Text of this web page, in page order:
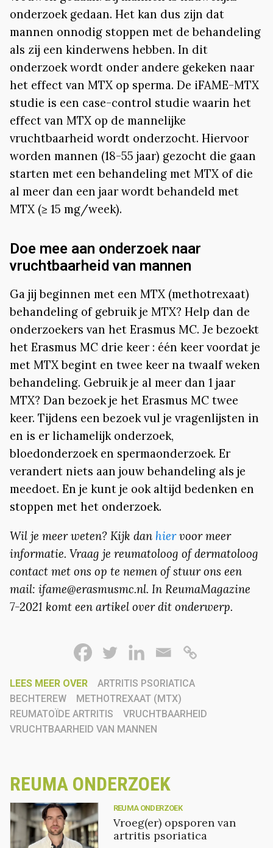
onderzoek gedaan. Het kan dus zijn dat
mannen onnodig stoppen met de behandeling
als zij een kinderwens hebben. In dit
onderzoek wordt onder andere gekeken naar
het effect van MTX op sperma. De iFAME-MTX
studie is een case-control studie waarin het
effect van MTX op de mannelijke
vruchtbaarheid wordt onderzocht. Hiervoor
worden mannen (18-55 jaar) gezocht die gaan
starten met een behandeling met MTX of die
al meer dan een jaar wordt behandeld met
MTX (≥ 15 mg/week).
Doe mee aan onderzoek naar
vruchtbaarheid van mannen
Ga jij beginnen met een MTX (methotrexaat)
behandeling of gebruik je MTX? Help dan de
onderzoekers van het Erasmus MC. Je bezoekt
het Erasmus MC drie keer : één keer voordat je
met MTX begint en twee keer na twaalf weken
behandeling. Gebruik je al meer dan 1 jaar
MTX? Dan bezoek je het Erasmus MC twee
keer. Tijdens een bezoek vul je vragenlijsten in
en is er lichamelijk onderzoek,
bloedonderzoek en spermaonderzoek. Er
verandert niets aan jouw behandeling als je
meedoet. En je kunt je ook altijd bedenken en
stoppen met het onderzoek.
Wil je meer weten? Kijk dan hiervoor meer
informatie. Vraag je reumatoloog of dermatoloog
contact met ons op te nemen of stuur ons een
mail: ifame@erasmusmc.nl. In ReumaMagazine
7-2021 komt een artikel over dit onderwerp.
LEES MEER OVER
ARTRITIS PSORIATICA
BECHTEREW
METHOTREXAAT (MTX)
REUMATOÏDE ARTRITIS
VRUCHTBAARHEID
VRUCHTBAARHEID VAN MANNEN
REUMA ONDERZOEK
REUMA ONDERZOEK
Vroeg(er) opsporen van
artritis psoriatica